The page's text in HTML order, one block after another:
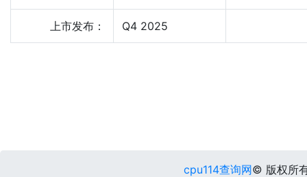
上市发布： Q4 2025
cpu114查询网© 版权所